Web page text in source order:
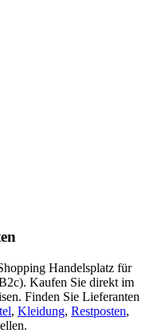
Handelsplatz für
Kaufen Sie direkt im
Finden Sie Lieferanten
, Kleidung, Restposten,